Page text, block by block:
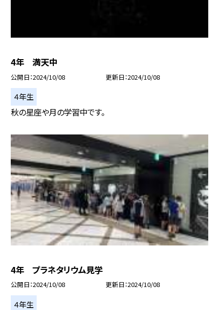
4年 満天中
公開日 2024/10/08 更新日 2024/10/08
４年生
秋の星座や月の学習中です。
4年 プラネタリウム見学
公開日 2024/10/08 更新日 2024/10/08
４年生